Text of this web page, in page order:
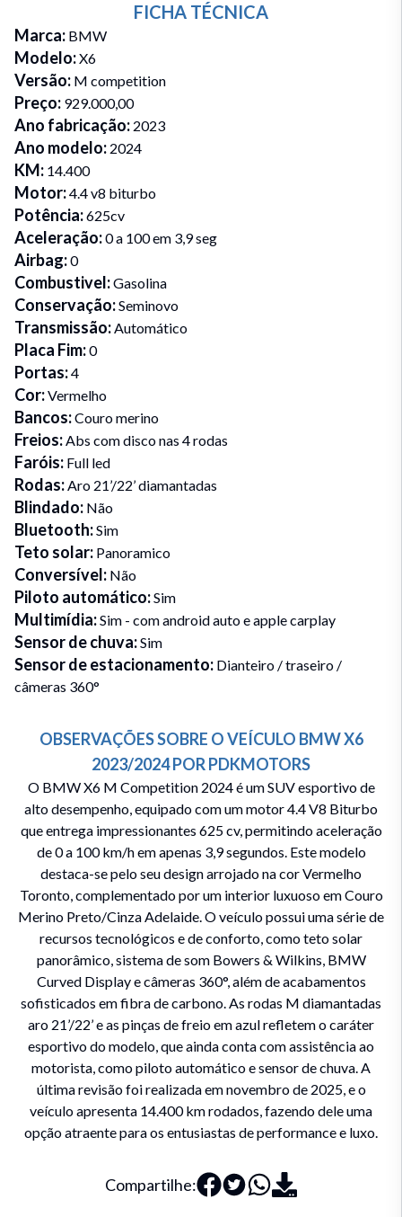
FICHA TÉCNICA
Marca: BMW
Modelo:X6
Versão: M competition
Preço: 929.000,00
Ano fabricação: 2023
Ano modelo: 2024
KM: 14.400
Motor:4.4 v8 biturbo
Potência:625cv
Aceleração:0 a 100 em 3,9 seg
Airbag:0
Combustivel:Gasolina
Conservação:Seminovo
Transmissão:Automático
Placa Fim:0
Portas:4
Cor:Vermelho
Bancos:Couro merino
Freios:Abs com disco nas 4 rodas
Faróis: Full led
Rodas:Aro 21’/22’ diamantadas
Blindado: Não
Bluetooth:Sim
Teto solar: Panoramico
Conversível: Não
Piloto automático:Sim
Multimídia:Sim - com android auto e apple carplay
Sensor de chuva:Sim
Sensor de estacionamento: Dianteiro / traseiro /
câmeras 360°
OBSERVAÇÕES SOBRE O VEÍCULO BMWX6
2023/2024PORPDKMOTORS
O BMW X6 M Competition 2024 é um SUV esportivo de
alto desempenho, equipado com um motor 4.4 V8 Biturbo
que entrega impressionantes 625 cv, permitindo aceleração
de 0 a 100 km/h em apenas 3,9 segundos. Este modelo
destaca-se pelo seu design arrojado na cor Vermelho
Toronto, complementado por um interior luxuoso em Couro
Merino Preto/Cinza Adelaide. O veículo possui uma série de
recursos tecnológicos e de conforto, como teto solar
panorâmico, sistema de som Bowers & Wilkins, BMW
Curved Display e câmeras 360°, além de acabamentos
sofisticados em fibra de carbono. As rodas M diamantadas
aro 21’/22’ e as pinças de freio em azul refletem o caráter
esportivo do modelo, que ainda conta com assistência ao
motorista, como piloto automático e sensor de chuva. A
última revisão foi realizada em novembro de 2025, e o
veículo apresenta 14.400 km rodados, fazendo dele uma
opção atraente para os entusiastas de performance e luxo.
Compartilhe: